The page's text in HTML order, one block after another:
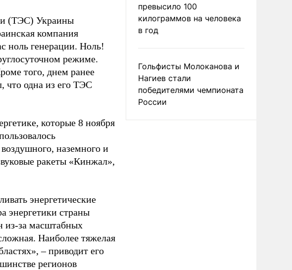
(ТЭС) Украины
компания
ноль генерации. Ноль!
режиме.
того, днем ранее
что одна из его ТЭС
которые 8 ноября
наземного и
ракеты «Кинжал»,
энергетические
энергетики страны
из-за масштабных
Наиболее тяжелая
– приводит его
регионов
превысило 100
килограммов на человека
в год
Гольфисты Молоканова и
Нагиев стали
победителями чемпионата
России